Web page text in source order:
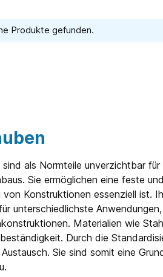
Produkte gefunden.
sind als Normteile unverzichtbar
Sie ermöglichen eine feste
von Konstruktionen essenziell ist.
unterschiedlichste
Materialien wie
Durch die
Sie sind somit eine